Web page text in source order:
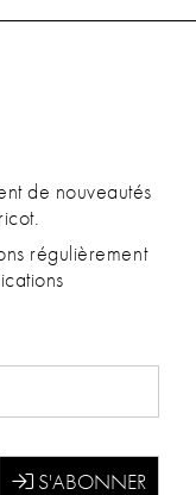
de nouveautés
régulièrement